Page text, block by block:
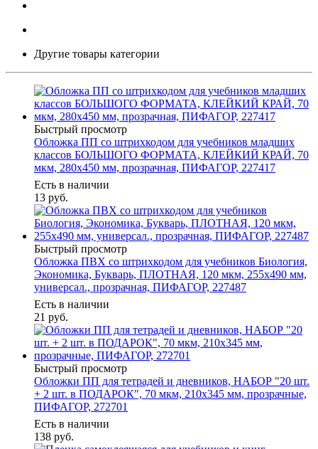
Другие товары категории
Быстрый просмотр
Обложка ПП со штрихкодом для учебников младших
классов БОЛЬШОГО ФОРМАТА, КЛЕЙКИЙ КРАЙ, 70
мкм, 280х450 мм, прозрачная, ПИФАГОР, 227417
Есть в наличии
13 руб.
Быстрый просмотр
Обложка ПВХ со штрихкодом для учебников Биология,
Экономика, Букварь, ПЛОТНАЯ, 120 мкм, 255х490 мм,
универсал., прозрачная, ПИФАГОР, 227487
Есть в наличии
21 руб.
Быстрый просмотр
Обложки ПП для тетрадей и дневников, НАБОР "20 шт.
+ 2 шт. в ПОДАРОК", 70 мкм, 210х345 мм, прозрачные,
ПИФАГОР, 272701
Есть в наличии
138 руб.